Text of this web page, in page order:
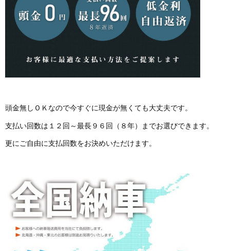
頭金無しＯＫなので今すぐに現金が無くても大丈夫です。
支払い回数は１２回～最長９６回（８年）までお選びできます。
更にご自由に支払回数をお決めいただけます。